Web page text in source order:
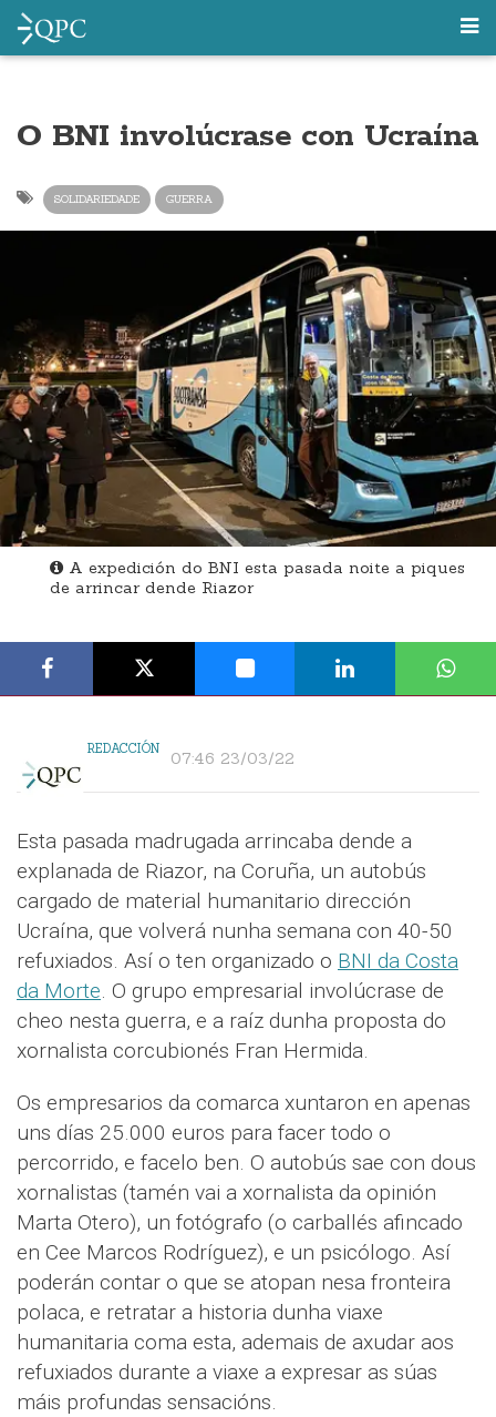
O BNI involúcrase con Ucraína
SOLIDARIEDADE GUERRA
A expedición do BNI esta pasada noite a piques
de arrincar dende Riazor
REDACCIÓN 07:46 23/03/22
Esta pasada madrugada arrincaba dende a
explanada de Riazor, na Coruña, un autobús
cargado de material humanitario dirección
Ucraína, que volverá nunha semana con 40-50
refuxiados. Así o ten organizado o BNI da Costa
da Morte. O grupo empresarial involúcrase de
cheo nesta guerra, e a raíz dunha proposta do
xornalista corcubionés Fran Hermida.
Os empresarios da comarca xuntaron en apenas
uns días 25.000 euros para facer todo o
percorrido, e facelo ben. O autobús sae con dous
xornalistas (tamén vai a xornalista da opinión
Marta Otero), un fotógrafo (o carballés afincado
en Cee Marcos Rodríguez), e un psicólogo. Así
poderán contar o que se atopan nesa fronteira
polaca, e retratar a historia dunha viaxe
humanitaria coma esta, ademais de axudar aos
refuxiados durante a viaxe a expresar as súas
máis profundas sensacións.